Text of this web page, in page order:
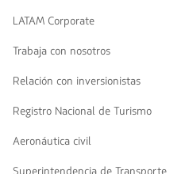
LATAM Corporate
Trabaja con nosotros
Relación con inversionistas
Registro Nacional de Turismo
Aeronáutica civil